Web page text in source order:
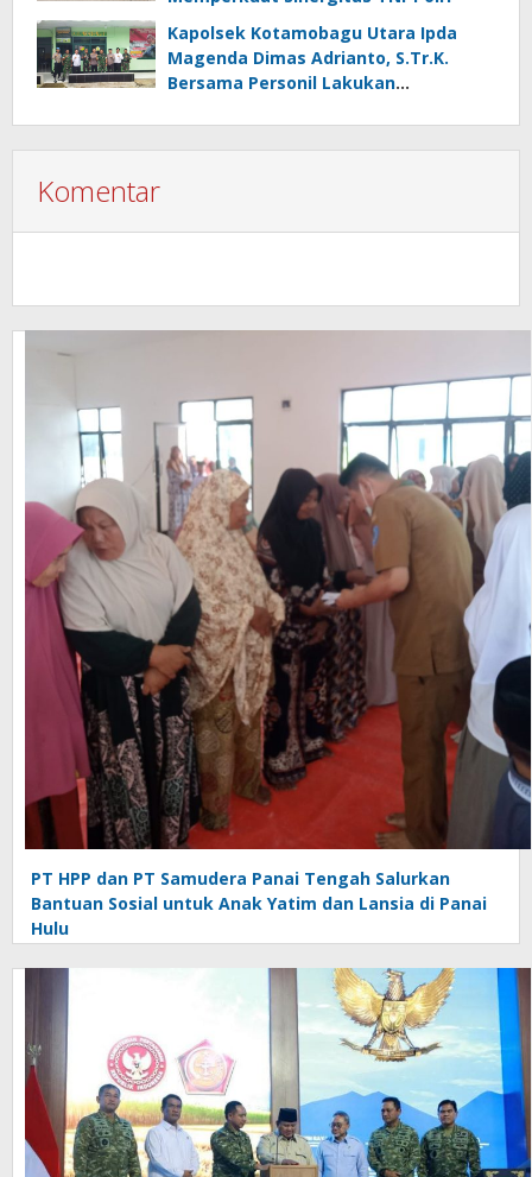
Kapolsek Kotamobagu Utara Ipda
Magenda Dimas Adrianto, S.Tr.K.
Bersama Personil Lakukan
Komentar
PT HPP dan PT Samudera Panai Tengah Salurkan
Bantuan Sosial untuk Anak Yatim dan Lansia di Panai
Hulu